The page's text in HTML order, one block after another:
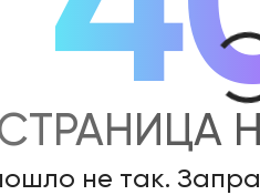
не так.